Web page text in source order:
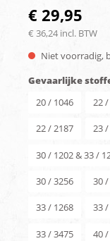
€ 29,95
€ 36,24 incl. BTW
Niet voorradig,
Gevaarlijke
20 / 1046
22 /
22 / 2187 23
30 / 1202 & 33 /
30 / 3256 30
33 / 1268 33
33 / 3475 40